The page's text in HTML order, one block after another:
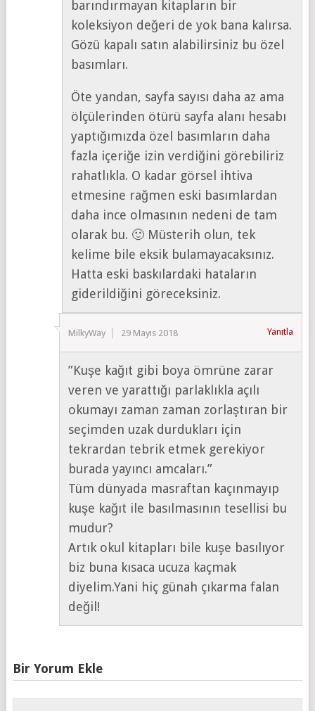
barındırmayan kitapların bir
koleksiyon değeri de yok bana kalırsa.
Gözü kapalı satın alabilirsiniz bu özel
basımları.
Öte yandan, sayfa sayısı daha az ama
ölçülerinden ötürü sayfa alanı hesabı
yaptığımızda özel basımların daha
fazla içeriğe izin verdiğini görebiliriz
rahatlıkla. O kadar görsel ihtiva
etmesine rağmen eski basımlardan
daha ince olmasının nedeni de tam
olarak bu. 🙂 Müsterih olun, tek
kelime bile eksik bulamayacaksınız.
Hatta eski baskılardaki hataların
giderildiğini göreceksiniz.
MilkyWay 29 Mayıs 2018 Yanıtla
”Kuşe kağıt gibi boya ömrüne zarar
veren ve yarattığı parlaklıkla açılı
okumayı zaman zaman zorlaştıran bir
seçimden uzak durdukları için
tekrardan tebrik etmek gerekiyor
burada yayıncı amcaları.”
Tüm dünyada masraftan kaçınmayıp
kuşe kağıt ile basılmasının tesellisi bu
mudur?
Artık okul kitapları bile kuşe basılıyor
biz buna kısaca ucuza kaçmak
diyelim.Yani hiç günah çıkarma falan
değil!
Bir Yorum Ekle